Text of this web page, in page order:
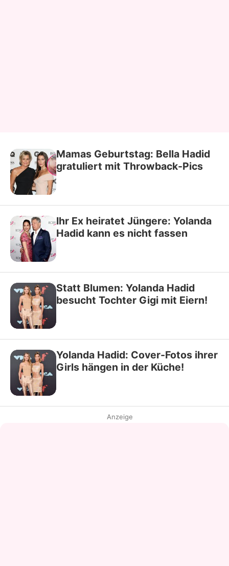
Mamas Geburtstag: Bella Hadid
gratuliert mit Throwback-Pics
Ihr Ex heiratet Jüngere: Yolanda
Hadid kann es nicht fassen
Statt Blumen: Yolanda Hadid
besucht Tochter Gigi mit Eiern!
Yolanda Hadid: Cover-Fotos ihrer
Girls hängen in der Küche!
Anzeige